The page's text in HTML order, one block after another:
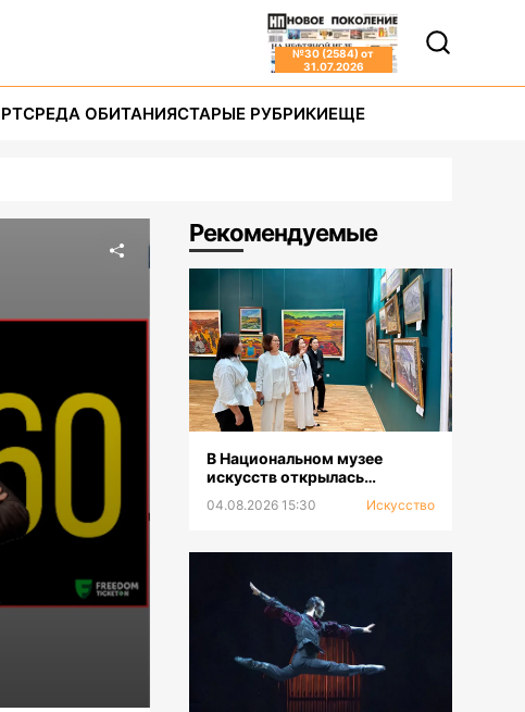
№30 (2584) от
31.07.2026
СРЕДА ОБИТАНИЯСТАРЫЕ РУБРИКИЕЩЕ
Рекомендуемые
В Национальном музее
искусств открылась
Романова
04.08.2026 15:30 Искусство